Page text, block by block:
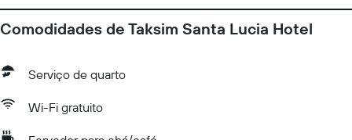
Comodidades de Taksim Santa Lucia Hotel
Serviço de quarto
Wi-Fi gratuito